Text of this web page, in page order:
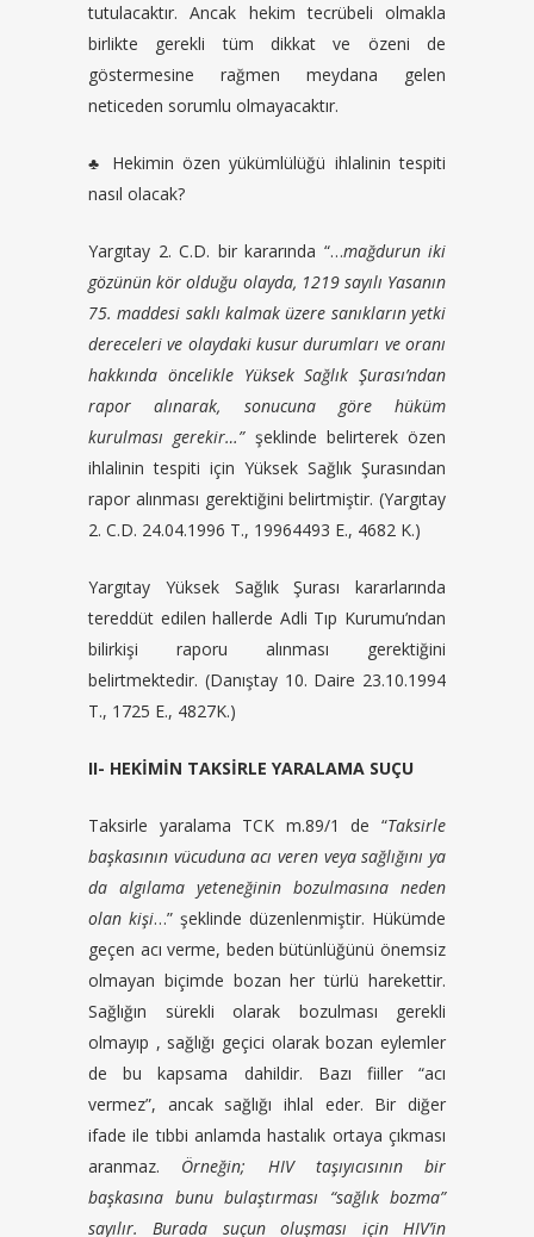
tutulacaktır. Ancak hekim tecrübeli olmakla
birlikte gerekli tüm dikkat ve özeni de
göstermesine rağmen meydana gelen
neticeden sorumlu olmayacaktır.
♣ Hekimin özen yükümlülüğü ihlalinin tespiti
nasıl olacak?
Yargıtay 2. C.D. bir kararında “…mağdurun iki
gözünün kör olduğu olayda, 1219 sayılı Yasanın
75. maddesi saklı kalmak üzere sanıkların yetki
dereceleri ve olaydaki kusur durumları ve oranı
hakkında öncelikle Yüksek Sağlık Şurası’ndan
rapor alınarak, sonucuna göre hüküm
kurulması gerekir…” şeklinde belirterek özen
ihlalinin tespiti için Yüksek Sağlık Şurasından
rapor alınması gerektiğini belirtmiştir. (Yargıtay
2. C.D. 24.04.1996 T., 19964493 E., 4682 K.)
Yargıtay Yüksek Sağlık Şurası kararlarında
tereddüt edilen hallerde Adli Tıp Kurumu’ndan
bilirkişi raporu alınması gerektiğini
belirtmektedir. (Danıştay 10. Daire 23.10.1994
T., 1725 E., 4827K.)
II- HEKİMİN TAKSİRLE YARALAMA SUÇU
Taksirle yaralama TCK m.89/1 de “Taksirle
başkasının vücuduna acı veren veya sağlığını ya
da algılama yeteneğinin bozulmasına neden
olan kişi…” şeklinde düzenlenmiştir. Hükümde
geçen acı verme, beden bütünlüğünü önemsiz
olmayan biçimde bozan her türlü harekettir.
Sağlığın sürekli olarak bozulması gerekli
olmayıp , sağlığı geçici olarak bozan eylemler
de bu kapsama dahildir. Bazı fiiller “acı
vermez”, ancak sağlığı ihlal eder. Bir diğer
ifade ile tıbbi anlamda hastalık ortaya çıkması
aranmaz. Örneğin; HIV taşıyıcısının bir
başkasına bunu bulaştırması “sağlık bozma”
sayılır. Burada suçun oluşması için HIV’in